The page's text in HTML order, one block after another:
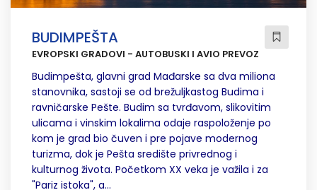
BUDIMPEŠTA
EVROPSKI GRADOVI - AUTOBUSKI I AVIO PREVOZ
Budimpešta, glavni grad Mađarske sa dva miliona
stanovnika, sastoji se od brežuljkastog Budima i
ravničarske Pešte. Budim sa tvrđavom, slikovitim
ulicama i vinskim lokalima odaje raspoloženje po
kom je grad bio čuven i pre pojave modernog
turizma, dok je Pešta središte privrednog i
kulturnog života. Početkom XX veka je važila i za
"Pariz istoka", a...